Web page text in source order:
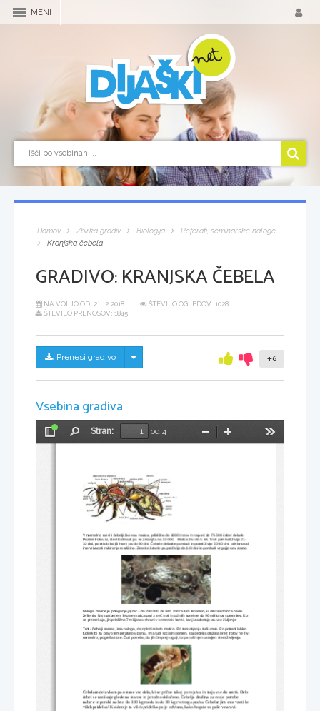
MENI
Domov Zbirka gradiv Biologija
Referati, seminarske naloge
Kranjska čebela
GRADIVO:KRANJSKA ČEBELA
NA VOLJO OD: 21.12.2018
ŠTEVILO OGLEDOV: 1028
ŠTEVILO PRENOSOV: 1845
Prenesi gradivo Skrij/prikaži meni +6
Vsebina gradiva
Preklopi
Stran:
od 4
Pomanjšaj
V normalno razviti čebelji živi ena matica, približno do 1000 trotov in največ do 75 000 čebel delavk.
Pozimi trotov ni, število delavk pa se zmanjša na 10 000.
Matica živi do 5 let. Troti pomladi živijo 21-
32 dni, poleti ob boljši hrani pa do 90 dni. Čebele delavke pomladi in poleti živijo 20-40 dni, odvisno od
intenzivnosti nabiranja medičine. Zimske čebele pa preživijo do 140 dni in pomladi vzgojijo nov zarod.
Naloga matice je polaganje jajčec - do 200 000 na leto. Izloča tudi feromon, ki družini določa način
življenja. Na svatbenem letu se matica pari z več troti in od njih sprejme do 90 milijonov spermijev. Ko
se premešajo, jih približno 7 milijonov shrani v semenski banki, kar ji zadostuje za vse življenje.
Trot - čebelji samec, ima nalogo, da oplodi mlado matico. Pri tem dejanju tudi umre. Po potrebi lahko
tudi skrbi za pravo temperaturo v panju. Ima tudi socialni pomen, saj čebelja družina brez trotov ne živi
normalno; pogreša trote. Čuti potrebo, da jih čimprej vzgoji, to pa ruši njen ustaljen ritem življenja.
Čebelam delavkam pa ostane vse delo, ki se prične takoj po rojstvu in traja vse do smrti. Delo
čebel se razlikuje glede na starost in je točno določeno. Čebelja družina za svoje potrebe
nabere in porabi na leto do 100 kg medu in do 30 kg cvetnega prahu. Čebelar jim sme vzeti le
višek pridelka! Kakšen je ta višek pridelka pa je odvisno, kako bogate so paše v naravi.